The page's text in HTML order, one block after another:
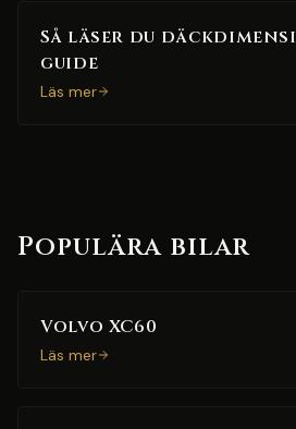
Så läser du
guide
Läs mer
Populära bilar
Volvo XC60
Läs mer